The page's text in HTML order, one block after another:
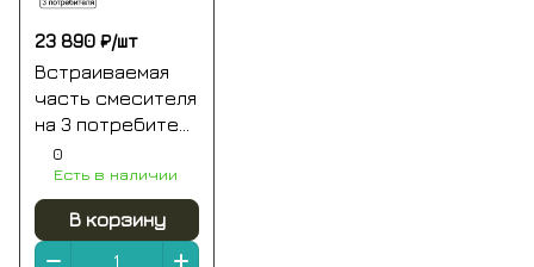
23 890 ₽/шт
Встраиваемая
часть смесителя
на 3 потребителя
whitecross y1243
0
Есть в наличии
В корзину